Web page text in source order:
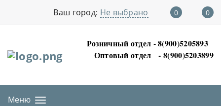
Ваш город: Не выбрано 0 0
Розничный отдел - 8(900)5205893
Оптовый отдел- 8(900)5203899
Меню